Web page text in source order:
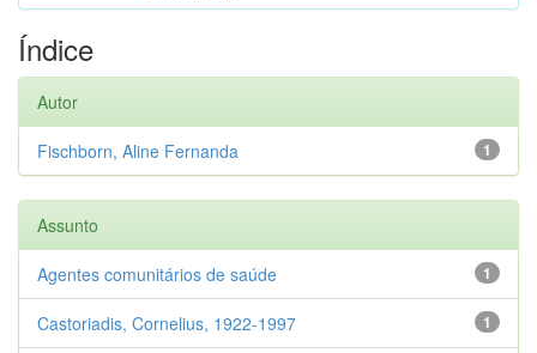
Índice
Autor
1
Fischborn, Aline Fernanda
Assunto
1
Agentes comunitários de saúde
1
Castoriadis, Cornelius, 1922-1997